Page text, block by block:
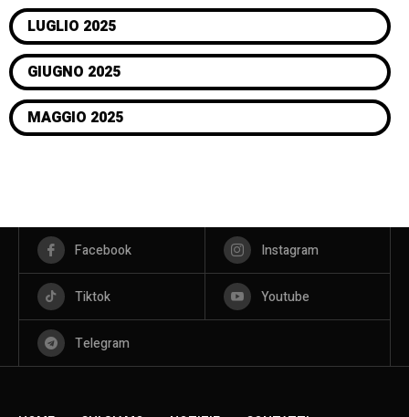
LUGLIO 2025
GIUGNO 2025
MAGGIO 2025
Facebook Instagram
Tiktok Youtube
Telegram